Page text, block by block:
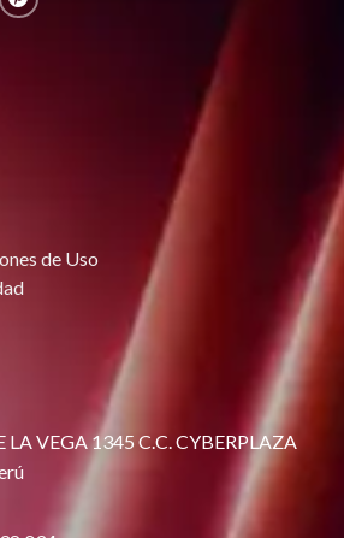
de Uso
LA VEGA 1345 C.C. CYBERPLAZA